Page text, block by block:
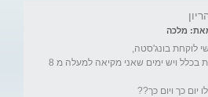
יום כך ויום כך??